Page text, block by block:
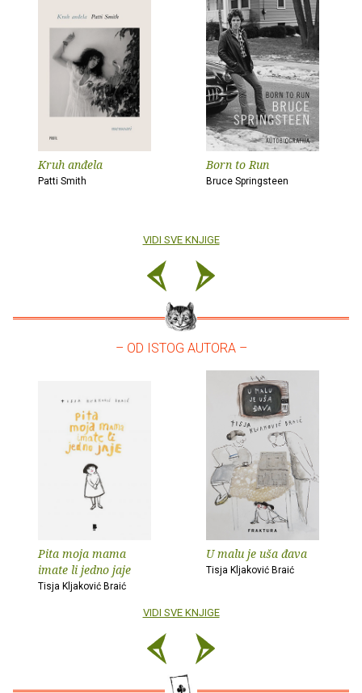
Kruh anđela
Patti Smith
Born to Run
Bruce Springsteen
VIDI SVE KNJIGE
– OD ISTOG AUTORA –
Pita moja mama
imate li jedno jaje
Tisja Kljaković Braić
U malu je uša đava
Tisja Kljaković Braić
VIDI SVE KNJIGE